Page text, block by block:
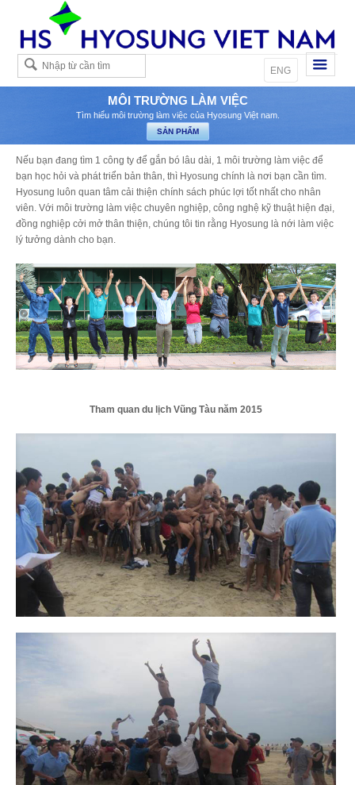
Việt
ENG
MÔI TRƯỜNG LÀM VIỆC
Tìm hiểu môi trường làm việc của Hyosung Việt nam.
Nếu bạn đang tìm 1 công ty để gắn bó lâu dài, 1 môi trường làm việc để
bạn học hỏi và phát triển bản thân, thì Hyosung chính là nơi bạn cần tìm.
Hyosung luôn quan tâm cải thiện chính sách phúc lợi tốt nhất cho nhân
viên. Với môi trường làm việc chuyên nghiệp, công nghệ kỹ thuật hiện đại,
đồng nghiệp cởi mở thân thiện, chúng tôi tin rằng Hyosung là nới làm việc
lý tưởng dành cho bạn.
Tham quan du lịch Vũng Tàu năm 2015